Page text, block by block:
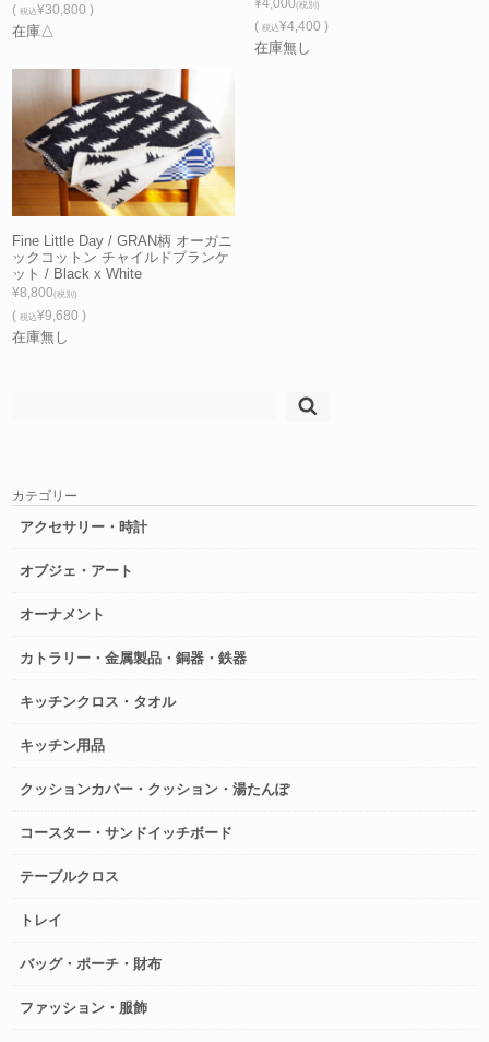
(税込¥30,800 )
在庫△
(税別)
( 税込¥4,400 )
在庫無し
Fine Little Day / GRAN柄 オーガニ
ックコットン チャイルドブランケ
ット / Black x White
¥8,800(税別)
(税込¥9,680 )
在庫無し
カテゴリー
アクセサリー・時計
オブジェ・アート
オーナメント
カトラリー・金属製品・銅器・鉄器
キッチンクロス・タオル
キッチン用品
クッションカバー・クッション・湯たんぽ
コースター・サンドイッチボード
テーブルクロス
トレイ
バッグ・ポーチ・財布
ファッション・服飾